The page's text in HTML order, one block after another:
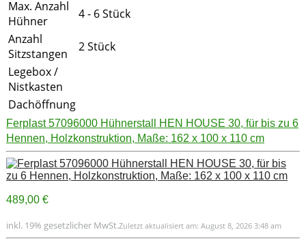
Max. Anzahl
Hühner
4 - 6 Stück
Anzahl
Sitzstangen
2 Stück
Legebox /
Nistkasten
Dachöffnung
Ferplast 57096000 Hühnerstall HEN HOUSE 30, für bis zu 6
Hennen, Holzkonstruktion, Maße: 162 x 100 x 110 cm
489,00 €
inkl. 19% gesetzlicher MwSt.Zuletzt aktualisiert am: August 8, 2026 3:48 am